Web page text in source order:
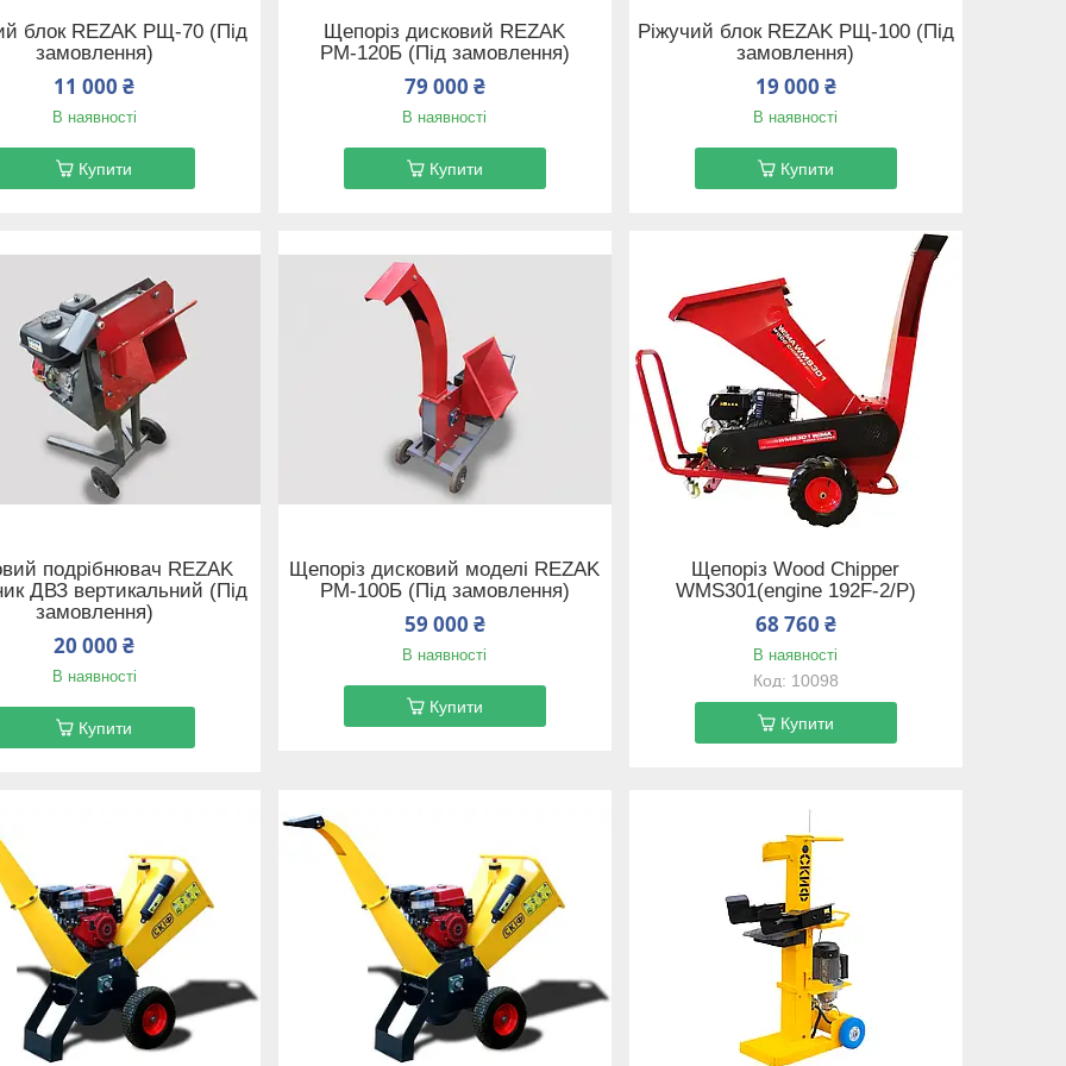
блок REZAK РЩ-70 (Під
замовлення)
11 000 ₴
В наявності
Купити
Щепоріз дисковий REZAK
РМ-120Б (Під замовлення)
79 000 ₴
В наявності
Купити
Ріжучий блок REZAK РЩ-100 (Під
замовлення)
19 000 ₴
В наявності
Купити
подрібнювач REZAK
ДВЗ вертикальний (Під
замовлення)
20 000 ₴
В наявності
Купити
Щепоріз дисковий моделі REZAK
РМ-100Б (Під замовлення)
59 000 ₴
В наявності
Купити
Щепоріз Wood Chipper
WMS301(engine 192F-2/P)
68 760 ₴
В наявності
10098
Купити